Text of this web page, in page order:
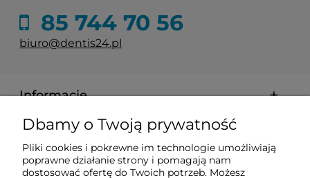
85 744 70 56
biuro@dentis24.pl
Informacje
Zakupy
Pomoc
Dbamy o Twoją prywatność
Pliki cookies i pokrewne im technologie umożliwiają
poprawne działanie strony i pomagają nam
dostosować ofertę do Twoich potrzeb. Możesz